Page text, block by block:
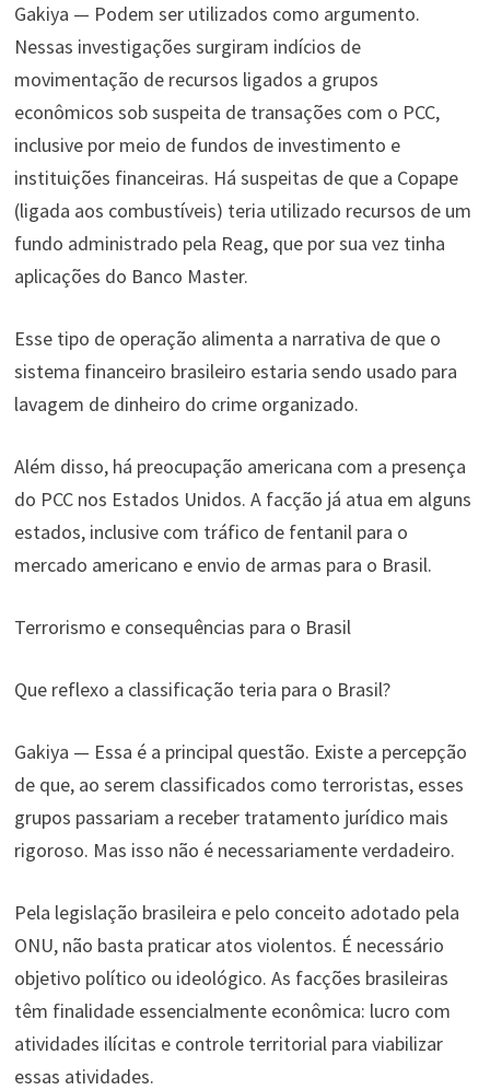
Gakiya — Podem ser utilizados como argumento.
Nessas investigações surgiram indícios de
movimentação de recursos ligados a grupos
econômicos sob suspeita de transações com o PCC,
inclusive por meio de fundos de investimento e
instituições financeiras. Há suspeitas de que a Copape
(ligada aos combustíveis) teria utilizado recursos de um
fundo administrado pela Reag, que por sua vez tinha
aplicações do Banco Master.
Esse tipo de operação alimenta a narrativa de que o
sistema financeiro brasileiro estaria sendo usado para
lavagem de dinheiro do crime organizado.
Além disso, há preocupação americana com a presença
do PCC nos Estados Unidos. A facção já atua em alguns
estados, inclusive com tráfico de fentanil para o
mercado americano e envio de armas para o Brasil.
Terrorismo e consequências para o Brasil
Que reflexo a classificação teria para o Brasil?
Gakiya — Essa é a principal questão. Existe a percepção
de que, ao serem classificados como terroristas, esses
grupos passariam a receber tratamento jurídico mais
rigoroso. Mas isso não é necessariamente verdadeiro.
Pela legislação brasileira e pelo conceito adotado pela
ONU, não basta praticar atos violentos. É necessário
objetivo político ou ideológico. As facções brasileiras
têm finalidade essencialmente econômica: lucro com
atividades ilícitas e controle territorial para viabilizar
essas atividades.